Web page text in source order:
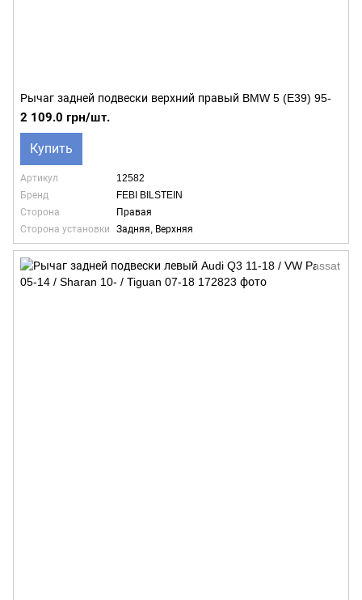
Рычаг задней подвески верхний правый BMW 5 (E39) 95-
2 109.0 грн/шт.
Купить
Артикул
12582
Бренд
FEBI BILSTEIN
Сторона
Правая
Сторона установки
Задняя, Верхняя